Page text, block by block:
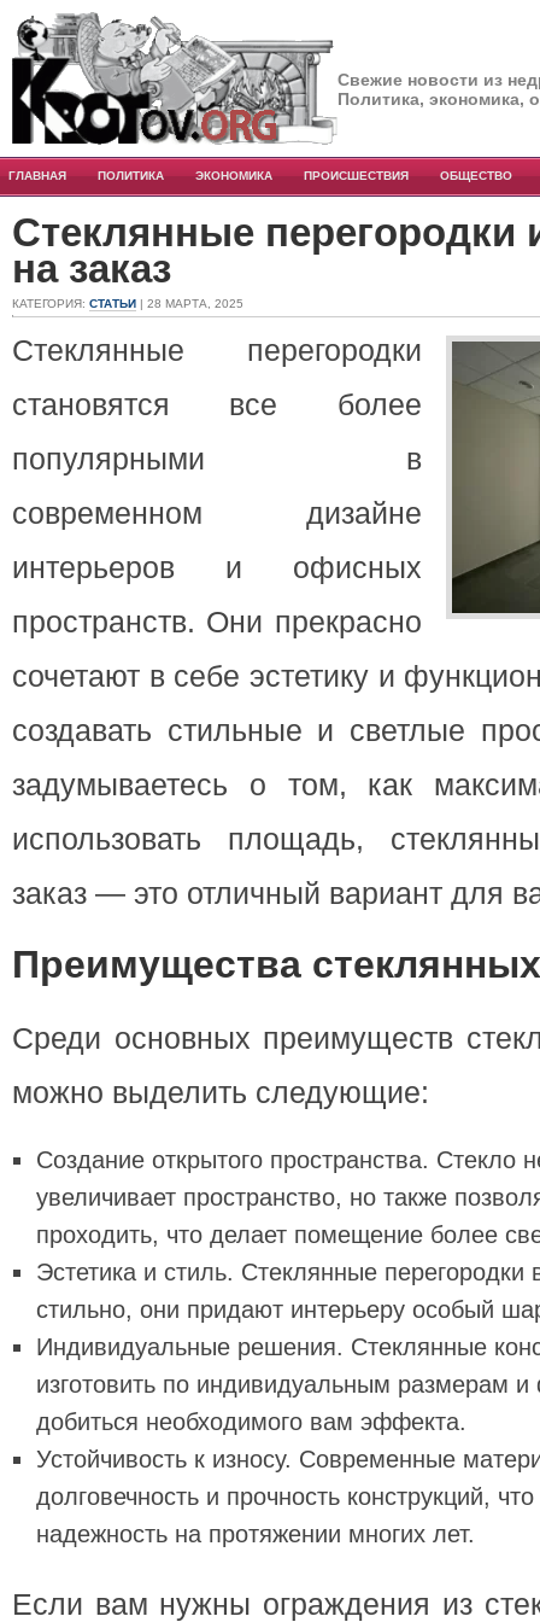
Свежие новости из
Политика, экономика,
ГЛАВНАЯ ПОЛИТИКА ЭКОНОМИКА ПРОИСШЕСТВИЯ ОБЩЕСТВО
Стеклянные перегородки
на заказ
КАТЕГОРИЯ: СТАТЬИ | 28 МАРТА, 2025
Стеклянные перегородки
становятся все более
популярными в
современном дизайне
интерьеров и офисных
пространств. Они прекрасно
сочетают в себе эстетику и
создавать стильные и светлые
задумываетесь о том, как
использовать площадь,
заказ — это отличный вариант для
Преимущества
Среди основных преимуществ
можно выделить следующие:
Создание открытого пространства. Стекло
увеличивает пространство, но также
проходить, что делает помещение более
Эстетика и стиль. Стеклянные
стильно, они придают интерьеру особый
Индивидуальные решения. Стеклянные
изготовить по индивидуальным размерам
добиться необходимого вам эффекта.
Устойчивость к износу. Современные
долговечность и прочность конструкций,
надежность на протяжении многих лет.
Если вам нужны ограждения из